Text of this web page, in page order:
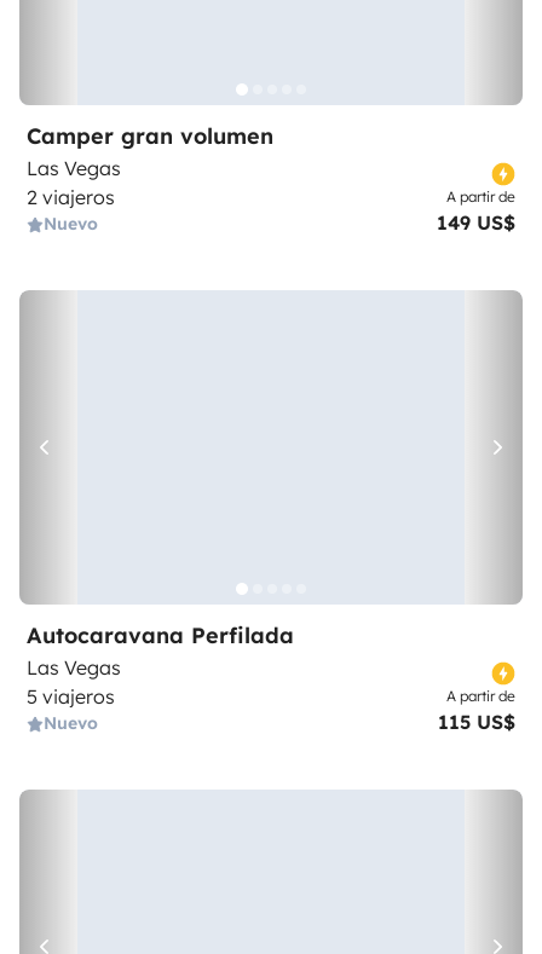
Camper gran volumen
Las Vegas
2 viajeros
Nuevo
A partir de
149 US$
Autocaravana Perfilada
Las Vegas
5 viajeros
Nuevo
A partir de
115 US$